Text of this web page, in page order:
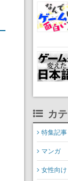
カ
特集記事
マンガ
女性向け